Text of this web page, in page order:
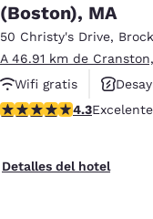
(Boston), MA
50 Christy's Drive,
A 46.91 km de
Wifi gratis
Calificación de 4.28
4.3Excelente
Detalles del hotel